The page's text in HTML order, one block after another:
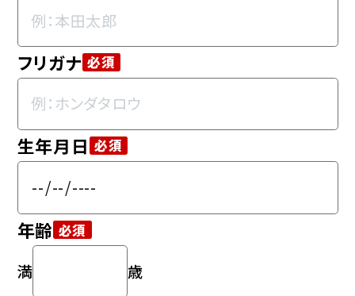
フリガナ 必須
生年月日 必須
年齢 必須